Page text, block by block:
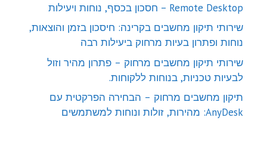
Remote Desktop – חסכון בכסף, נוחות ויעילות
שירותי תיקון מחשבים בקרינה: חיסכון בזמן והוצאות,
נוחות ופתרון בעיות מרחוק ביעילות רבה
שירותי תיקון מחשבים מרחוק – פתרון מהיר וזול
לבעיות טכניות, בנוחות ללקוחות.
תיקון מחשבים מרחוק – הבחירה הפרקטית עם
AnyDesk: מהירות, זולות ונוחות למשתמשים